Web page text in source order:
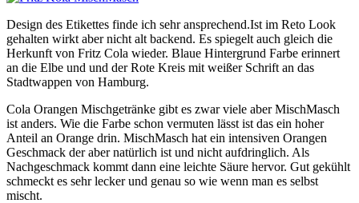
Design des Etikettes finde ich sehr ansprechend.Ist im Reto Look
gehalten wirkt aber nicht alt backend. Es spiegelt auch gleich die
Herkunft von Fritz Cola wieder. Blaue Hintergrund Farbe erinnert
an die Elbe und und der Rote Kreis mit weißer Schrift an das
Stadtwappen von Hamburg.
Cola Orangen Mischgetränke gibt es zwar viele aber MischMasch
ist anders. Wie die Farbe schon vermuten lässt ist das ein hoher
Anteil an Orange drin. MischMasch hat ein intensiven Orangen
Geschmack der aber natürlich ist und nicht aufdringlich. Als
Nachgeschmack kommt dann eine leichte Säure hervor. Gut gekühlt
schmeckt es sehr lecker und genau so wie wenn man es selbst
mischt.